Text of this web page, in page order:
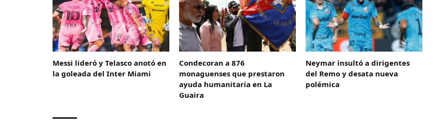
Messi lideró y Telasco anotó en
la goleada del Inter Miami
Condecoran a 876
monaguenses que prestaron
ayuda humanitaria en La
Guaira
Neymar insultó a dirigentes
del Remo y desata nueva
polémica